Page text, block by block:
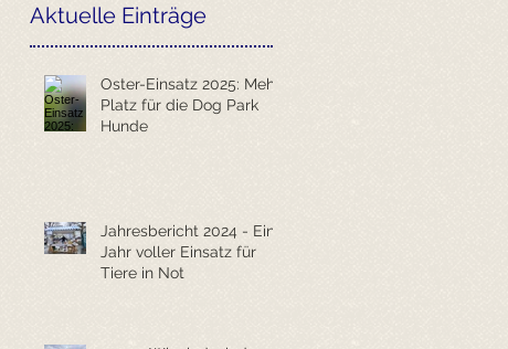
Aktuelle Einträge
Oster-Einsatz 2025: Mehr
Platz für die Dog Park
Hunde
Jahresbericht 2024 - Ein
Jahr voller Einsatz für
Tiere in Not